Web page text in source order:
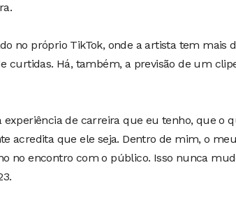
no próprio TikTok, onde a artista tem mais
curtidas. Há, também, a previsão de um
experiência de carreira que eu tenho, que o
acredita que ele seja. Dentro de mim, o
no encontro com o público. Isso nunca